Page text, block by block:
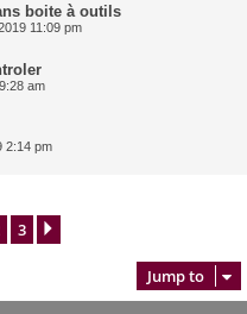
boite à outils
11:09 pm
am
2:14 pm
3
Jump to